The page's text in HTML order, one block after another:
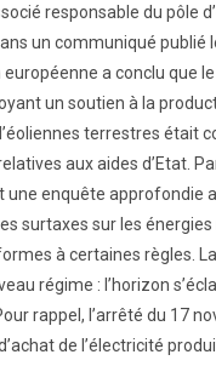
responsable du pôle
un communiqué publié
a conclu que
un soutien à la
terrestres était
aux aides d’Etat.
une enquête approfondie
surtaxes sur les
à certaines règles.
régime : l’horizon
rappel, l’arrêté du 17
de l’électricité